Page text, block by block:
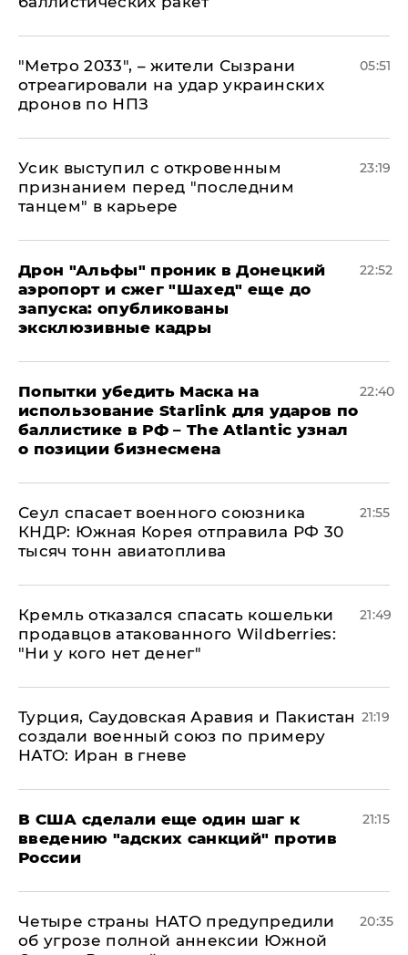
"Метро 2033", – жители Сызрани
отреагировали на удар украинских
дронов по НПЗ
05:51
Усик выступил с откровенным
признанием перед "последним
танцем" в карьере
23:19
Дрон "Альфы" проник в Донецкий
аэропорт и сжег "Шахед" еще до
запуска: опубликованы
эксклюзивные кадры
22:52
Попытки убедить Маска на
использование Starlink для ударов по
баллистике в РФ – The Atlantic узнал
о позиции бизнесмена
22:40
​Сеул спасает военного союзника
КНДР: Южная Корея отправила РФ 30
тысяч тонн авиатоплива
21:55
Кремль отказался спасать кошельки
продавцов атакованного Wildberries:
"Ни у кого нет денег"
21:49
Турция, Саудовская Аравия и Пакистан
создали военный союз по примеру
НАТО: Иран в гневе
21:19
В США сделали еще один шаг к
введению "адских санкций" против
России
21:15
Четыре страны НАТО предупредили
об угрозе полной аннексии Южной
20:35